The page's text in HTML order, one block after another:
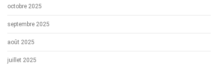
octobre 2025
septembre 2025
août 2025
juillet 2025